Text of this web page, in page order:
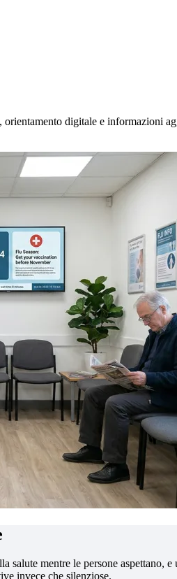
digitale e informazioni
mentre le persone
invece che silenziose.